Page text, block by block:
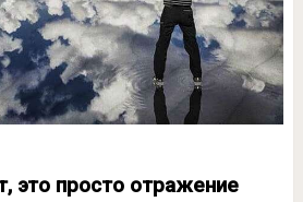
это просто отражение